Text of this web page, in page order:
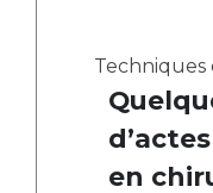
Techniques
en